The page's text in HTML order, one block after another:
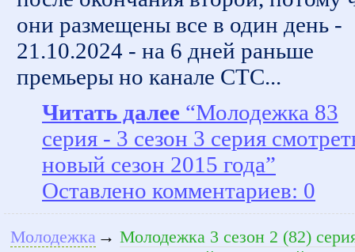
они размещены все в один день -
21.10.2024 - на 6 дней раньше
премьеры но канале СТС...
Читать далее “Молодежка 83
серия - 3 сезон 3 серия
новый сезон 2015 года”
Оставлено комментариев: 0
Молодежка → Молодежка 3 сезон 2 (82)